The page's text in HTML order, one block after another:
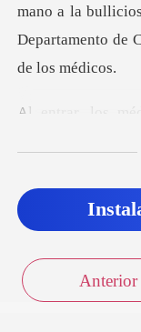
Salir
mano a la
Anterior